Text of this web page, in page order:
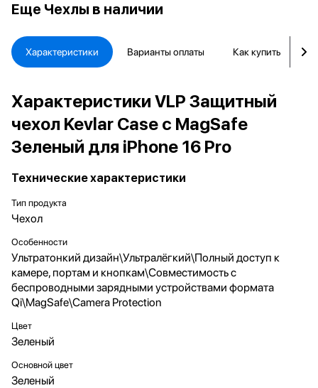
Еще Чехлы в наличии
Характеристики Варианты оплаты Как купить
Характеристики VLP Защитный
чехол Kevlar Case с MagSafe
Зеленый для iPhone 16 Pro
Технические характеристики
Тип продукта
Чехол
Особенности
Ультратонкий дизайн\Ультралёгкий\Полный доступ к
камере, портам и кнопкам\Совместимость с
беспроводными зарядными устройствами формата
Qi\MagSafe\Camera Protection
Цвет
Зеленый
Основной цвет
Зеленый